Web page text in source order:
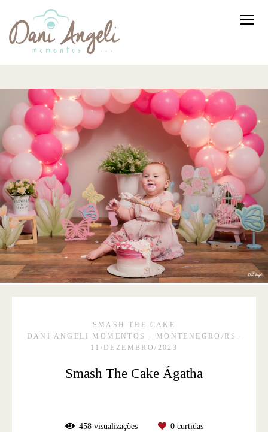
SMASH THE CAKE
DANI ANGELI MOMENTOS - MONTENEGRO/RS
11/DEZEMBRO/2023
Smash The Cake Ágatha
458visualizações 0curtidas